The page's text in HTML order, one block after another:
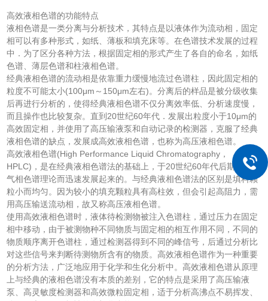
高效液相色谱的功能特点
液相色谱是一类分离与分析技术，其特点是以液体作为流动相，固定
相可以有多种形式，如纸、薄板和填充床等。在色谱技术发展的过程
中．为了区分各种方法，根据固定相的形式产生了各自的命名，如纸
色谱、薄层色谱和柱液相色谱。
经典液相色谱的流动相是依靠重力缓慢地流过色谱柱，因此固定相的
粒度不可能太小(100μm～150μm左右)。分离后的样品是被分级收集
后再进行分析的，使得经典液相色谱不仅分离效率低、分析速度慢，
而且操作也比较复杂。直到20世纪60年代．发展出粒度小于10μm的
高效固定相，并使用了高压输液泵和自动记录的检测器，克服了经典
液相色谱的缺点，发展成高效液相色谱，也称为高压液相色谱。
高效液相色谱(High Performance Liquid Chromatography，
HPLC)，是在经典液相色谱法的基础上，于20世纪60年代后期引入了
气相色谱理论而迅速发展起来的。与经典液相色谱法的区别是填料颗
粒小而均匀。因为较小的填充颗粒具有高柱效，但会引起高阻力，需
用高压输送流动相，故又称高压液相色谱。
使用高效液相色谱时，液体待检测物被注入色谱柱，通过压力在固定
相中移动，由于被测物种不同物质与固定相的相互作用不同，不同的
物质顺序离开色谱柱，通过检测器得到不同的峰信号，后通过分析比
对这些信号来判断待测物所含有的物质。高效液相色谱作为一种重要
的分析方法，广泛地应用于化学和生化分析中。高效液相色谱从原理
上与经典的液相色谱没有本质的差别，它的特点是采用了高压输液
泵、高灵敏度检测器和高效微粒固定相，适于分析高沸点不易挥发、